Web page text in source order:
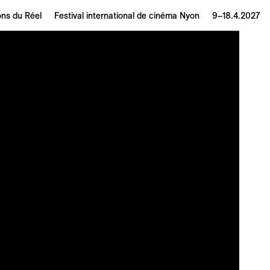
du Réel Festival international de cinéma Nyon 9–18.4.2027